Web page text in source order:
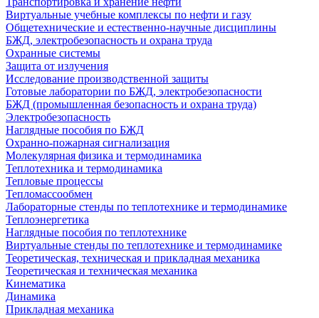
Виртуальные учебные комплексы по нефти и газу
Общетехнические и естественно-научные дисциплины
БЖД, электробезопасность и охрана труда
Охранные системы
Защита от излучения
Исследование производственной защиты
Готовые лаборатории по БЖД, электробезопасности
БЖД (промышленная безопасность и охрана труда)
Электробезопасность
Наглядные пособия по БЖД
Охранно-пожарная сигнализация
Молекулярная физика и термодинамика
Теплотехника и термодинамика
Тепловые процессы
Тепломассообмен
Лабораторные стенды по теплотехнике и термодинамике
Теплоэнергетика
Наглядные пособия по теплотехнике
Виртуальные стенды по теплотехнике и термодинамике
Теоретическая, техническая и прикладная механика
Теоретическая и техническая механика
Кинематика
Динамика
Прикладная механика